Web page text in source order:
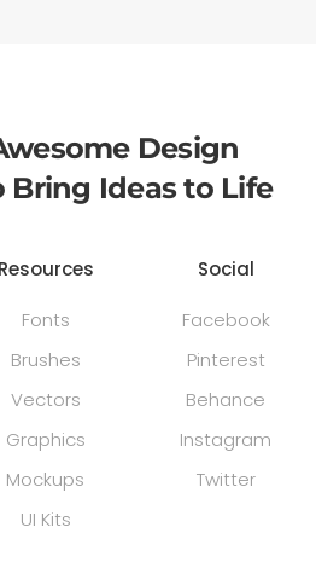
Design
Bring Ideas to Life
Resources
Fonts
Brushes
Vectors
Graphics
Mockups
UI Kits
Social
Facebook
Pinterest
Behance
Instagram
Twitter